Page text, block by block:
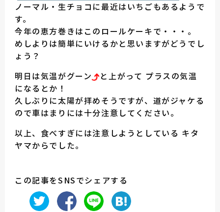
ノーマル・生チョコに最近はいちごもあるようで
す。
今年の恵方巻きはこのロールケーキで・・・。
めしよりは簡単にいけるかと思いますがどうでし
ょう？
明日は気温がグーン
と上がって プラスの気温
になるとか！
久しぶりに太陽が拝めそうですが、道がジャケる
ので車はまりには十分注意してください。
以上、食べすぎには注意しようとしている キタ
ヤマからでした。
この記事をSNSでシェアする